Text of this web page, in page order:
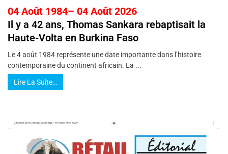
04 Août 1984– 04 Août 2026
Il y a 42 ans, Thomas Sankara rebaptisait la
Haute-Volta en Burkina Faso
Le 4 août 1984 représente une date importante dans l’histoire
contemporaine du continent africain. La ...
Lire La Suite…